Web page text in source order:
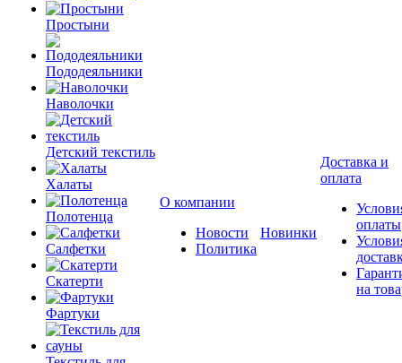
Простыни
Пододеяльники
Наволочки
Детский текстиль
Халаты
Полотенца
Салфетки
Скатерти
Фартуки
О компании
Новости
Политика
Новинки
Доставка и
оплата
оплаты
на